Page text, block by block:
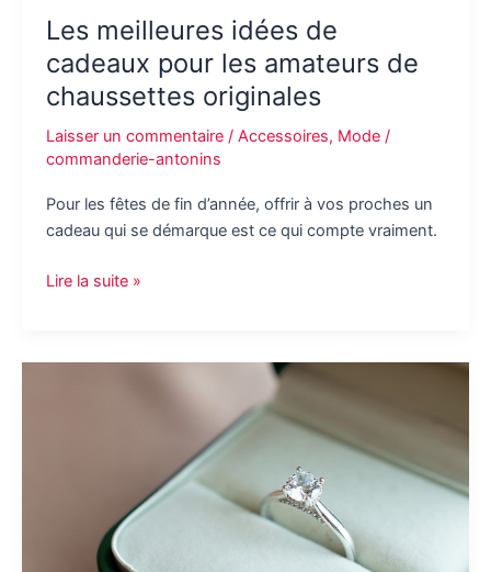
Les meilleures idées de
cadeaux pour les amateurs de
chaussettes originales
Laisser un commentaire / Accessoires, Mode/
commanderie-antonins
Pour les fêtes de fin d’année, offrir à vos proches un
cadeau qui se démarque est ce qui compte vraiment.
Les
de
chaussettes
originales
Lire la suite »